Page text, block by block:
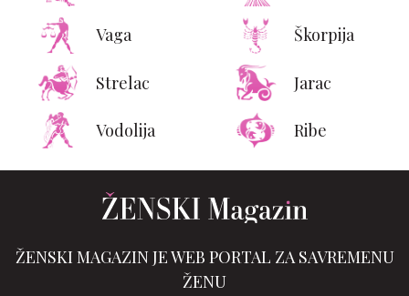
Vaga Škorpija
Strelac Jarac
Vodolija Ribe
ŽENSKI MAGAZIN JE WEB PORTAL ZA SAVREMENU
ŽENU